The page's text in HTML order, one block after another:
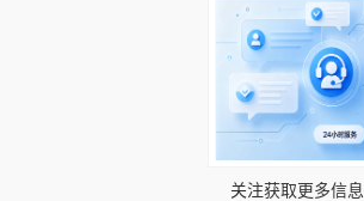
关注获取更多信息